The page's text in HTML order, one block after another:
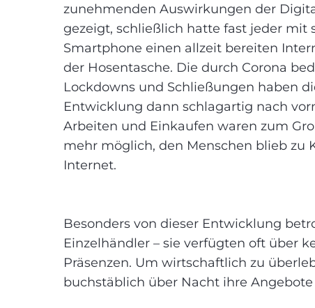
zunehmenden Auswirkungen der
gezeigt, schließlich hatte fast jeder mit
Smartphone einen allzeit bereiten
der Hosentasche. Die durch Corona
Lockdowns und Schließungen haben
Entwicklung dann schlagartig nach
Arbeiten und Einkaufen waren zum
mehr möglich, den Menschen blieb
Internet.
Besonders von dieser Entwicklung
Einzelhändler – sie verfügten oft über
Präsenzen. Um wirtschaftlich zu
buchstäblich über Nacht ihre